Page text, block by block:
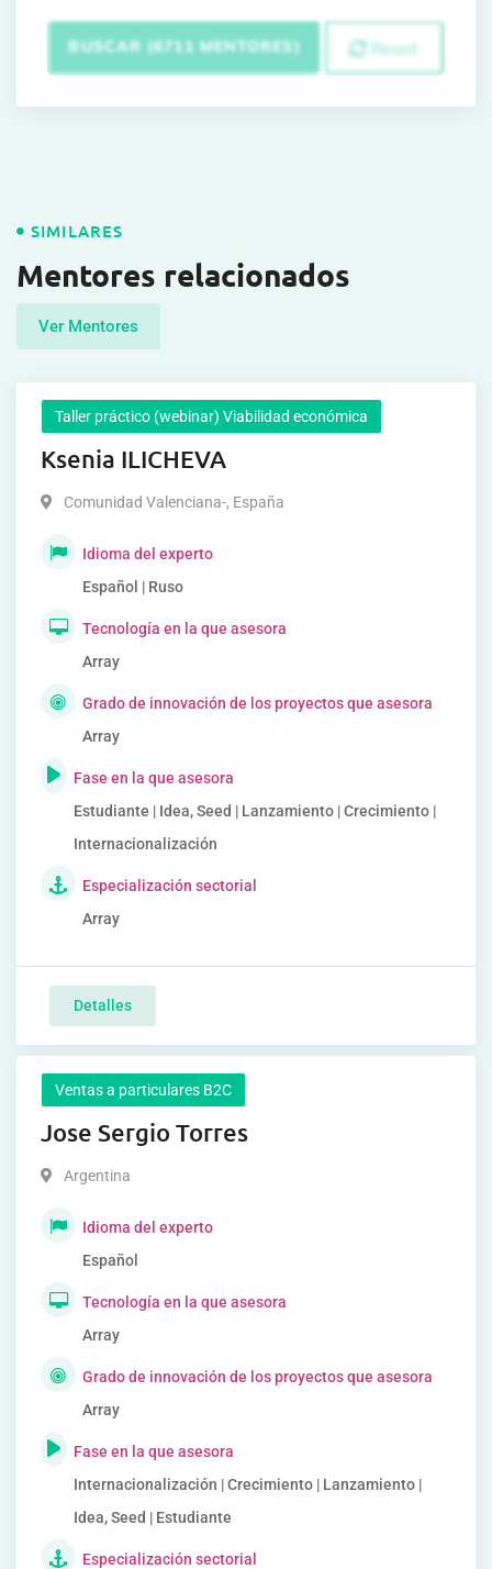
BUSCAR (6711 MENTORES) Reset
SIMILARES
Mentores relacionados
Ver Mentores
Taller práctico (webinar) Viabilidad económica
Ksenia ILICHEVA
Comunidad Valenciana-, España
Idioma del experto
Español | Ruso
Tecnología en la que asesora
Array
Grado de innovación de los proyectos que asesora
Array
Fase en la que asesora
Estudiante | Idea, Seed | Lanzamiento | Crecimiento |
Internacionalización
Especialización sectorial
Array
Detalles
Ventas a particulares B2C
Jose Sergio Torres
Argentina
Idioma del experto
Español
Tecnología en la que asesora
Array
Grado de innovación de los proyectos que asesora
Array
Fase en la que asesora
Internacionalización | Crecimiento | Lanzamiento |
Idea, Seed | Estudiante
Especialización sectorial